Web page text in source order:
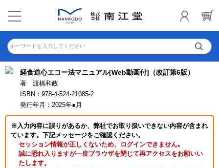
キーワードを入力してください
経食道心エコー法マニュアル[Web動画付]（改訂第6版）
著 渡橋和政
ISBN：978-4-524-21085-2
発行年月：2025年●月
※入力内容に誤りがあるか、弊社でお取り扱いできない内容が含まれ
ています。下記メッセージをご確認ください。
セッション情報が正しくないため、ログインできません｡
誠に恐れ入りますが一度ブラウザを閉じて再アクセスをお願いい
たします。